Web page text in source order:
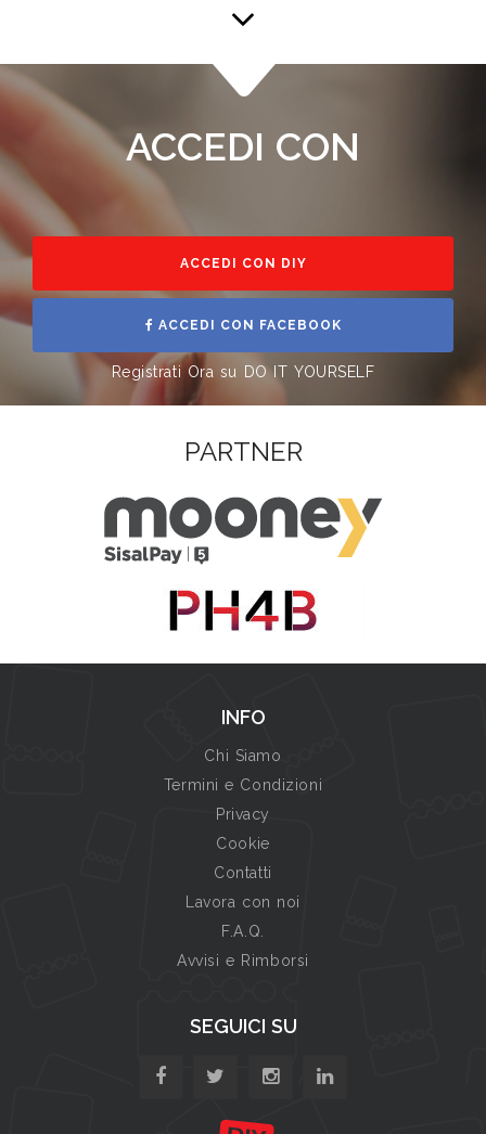
ACCEDI CON
ACCEDI CON DIY
ACCEDI CON FACEBOOK
Registrati Ora su DO IT YOURSELF
PARTNER
INFO
Chi Siamo
Termini e Condizioni
Privacy
Cookie
Contatti
Lavora con noi
F.A.Q.
Avvisi e Rimborsi
SEGUICI SU